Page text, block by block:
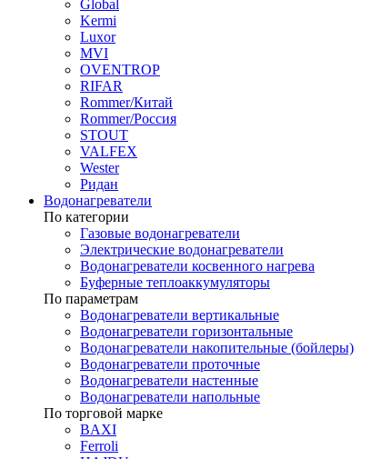
Global
Kermi
Luxor
MVI
OVENTROP
RIFAR​
Rommer/Китай
Rommer/Россия
STOUT
VALFEX
Wester
Ридан
Водонагреватели
По категории
Газовые водонагреватели
Электрические водонагреватели
Водонагреватели косвенного нагрева
Буферные теплоаккумуляторы
По параметрам
Водонагреватели вертикальные
Водонагреватели горизонтальные
Водонагреватели накопительные (бойлеры)
Водонагреватели проточные
Водонагреватели настенные
Водонагреватели напольные
По торговой марке
BAXI
Ferroli